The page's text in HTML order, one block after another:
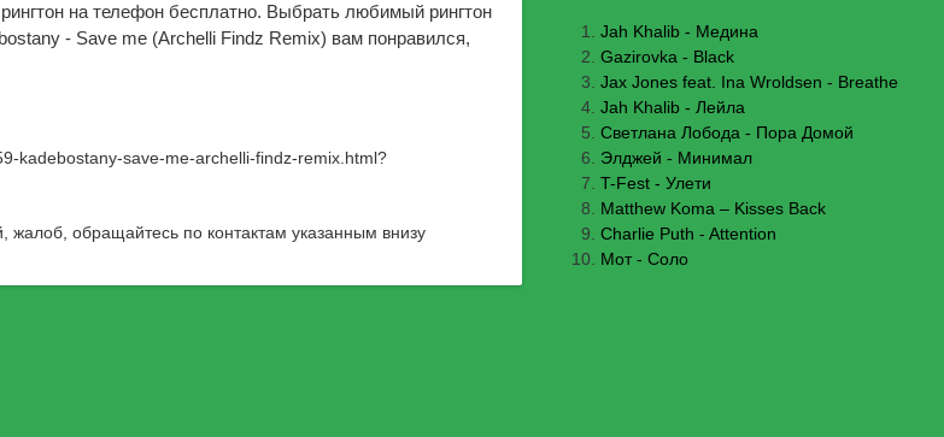
на телефон бесплатно. Выбрать любимый рингтон
- Save me (Archelli Findz Remix) вам понравился,
kadebostany-save-me-archelli-findz-remix.html?
жалоб, обращайтесь по контактам указанным внизу
Jаh Khаlib - Медина
Gazirovka - Black
Jax Jones feat. Ina Wroldsen - Breathe
Jah Khalib - Лейла
Светлана Лобода - Пора Домой
Элджей - Минимал
T-Fest - Улети
Matthew Koma – Kisses Back
Charlie Puth - Attention
Мот - Соло